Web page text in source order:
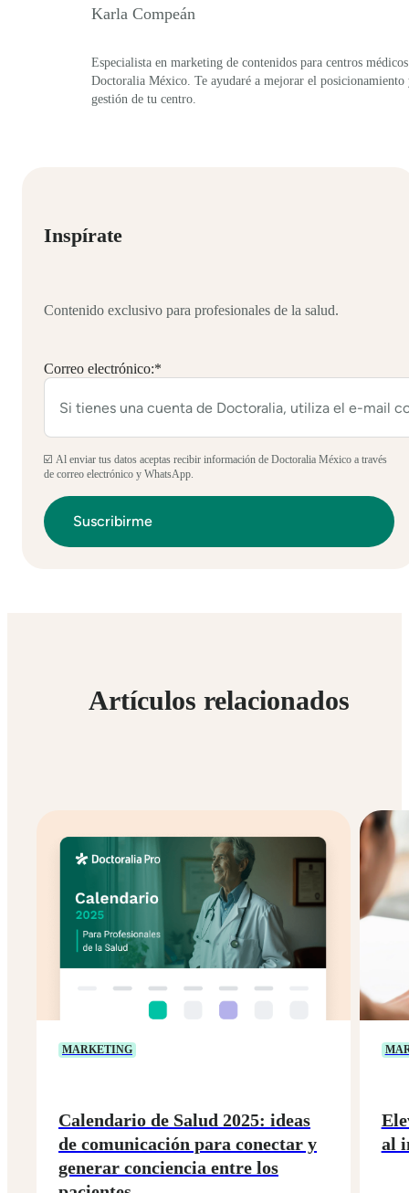
Karla Compeán
Especialista en marketing de contenidos para centros
Doctoralia México. Te ayudaré a mejorar el posicionamiento
gestión de tu centro.
Inspírate
Contenido exclusivo para profesionales de la salud.
Correo electrónico:*
☑️ Al enviar tus datos aceptas recibir información de Doctoralia México a través
de correo electrónico y WhatsApp.
Artículos relacionados
MARKETING
Calendario de Salud 2025: ideas
de comunicación para conectar y
generar conciencia entre los
al